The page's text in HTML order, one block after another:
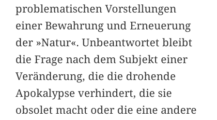
problematischen Vorstellungen
einer Bewahrung und Erneuerung
der »Natur«. Unbeantwortet bleibt
die Frage nach dem Subjekt einer
Veränderung, die die drohende
Apokalypse verhindert, die sie
obsolet macht oder die eine andere